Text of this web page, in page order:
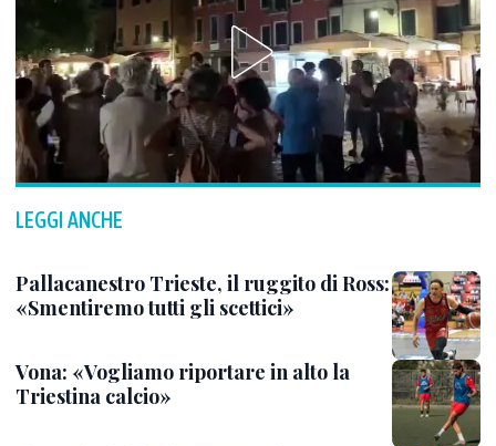
LEGGI ANCHE
Pallacanestro Trieste, il ruggito di Ross:
«Smentiremo tutti gli scettici»
Vona: «Vogliamo riportare in alto la
Triestina calcio»